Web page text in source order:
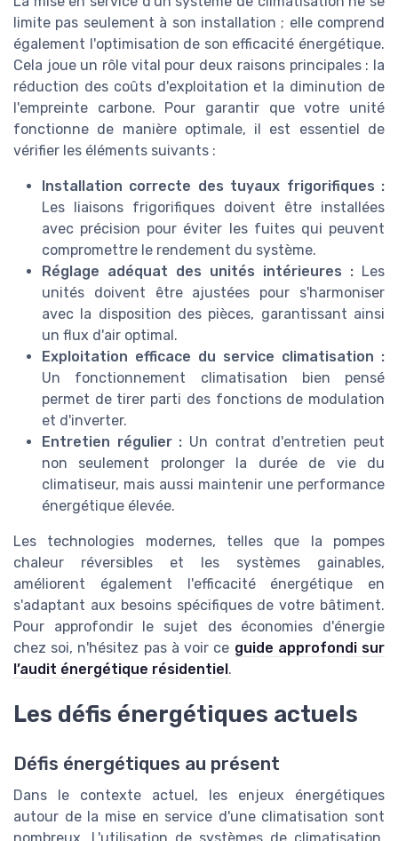
limite pas seulement à son installation ; elle comprend
également l'optimisation de son efficacité énergétique.
Cela joue un rôle vital pour deux raisons principales : la
réduction des coûts d'exploitation et la diminution de
l'empreinte carbone. Pour garantir que votre unité
fonctionne de manière optimale, il est essentiel de
vérifier les éléments suivants :
Installation correcte des tuyaux frigorifiques :
Les liaisons frigorifiques doivent être installées
avec précision pour éviter les fuites qui peuvent
compromettre le rendement du système.
Réglage adéquat des unités intérieures : Les
unités doivent être ajustées pour s'harmoniser
avec la disposition des pièces, garantissant ainsi
un flux d'air optimal.
Exploitation efficace du service climatisation :
Un fonctionnement climatisation bien pensé
permet de tirer parti des fonctions de modulation
et d'inverter.
Entretien régulier : Un contrat d'entretien peut
non seulement prolonger la durée de vie du
climatiseur, mais aussi maintenir une performance
énergétique élevée.
Les technologies modernes, telles que la pompes
chaleur réversibles et les systèmes gainables,
améliorent également l'efficacité énergétique en
s'adaptant aux besoins spécifiques de votre bâtiment.
Pour approfondir le sujet des économies d'énergie
chez soi, n'hésitez pas à voir ce guide approfondi sur
l’audit énergétique résidentiel .
Les défis énergétiques actuels
Défis énergétiques au présent
Dans le contexte actuel, les enjeux énergétiques
autour de la mise en service d'une climatisation sont